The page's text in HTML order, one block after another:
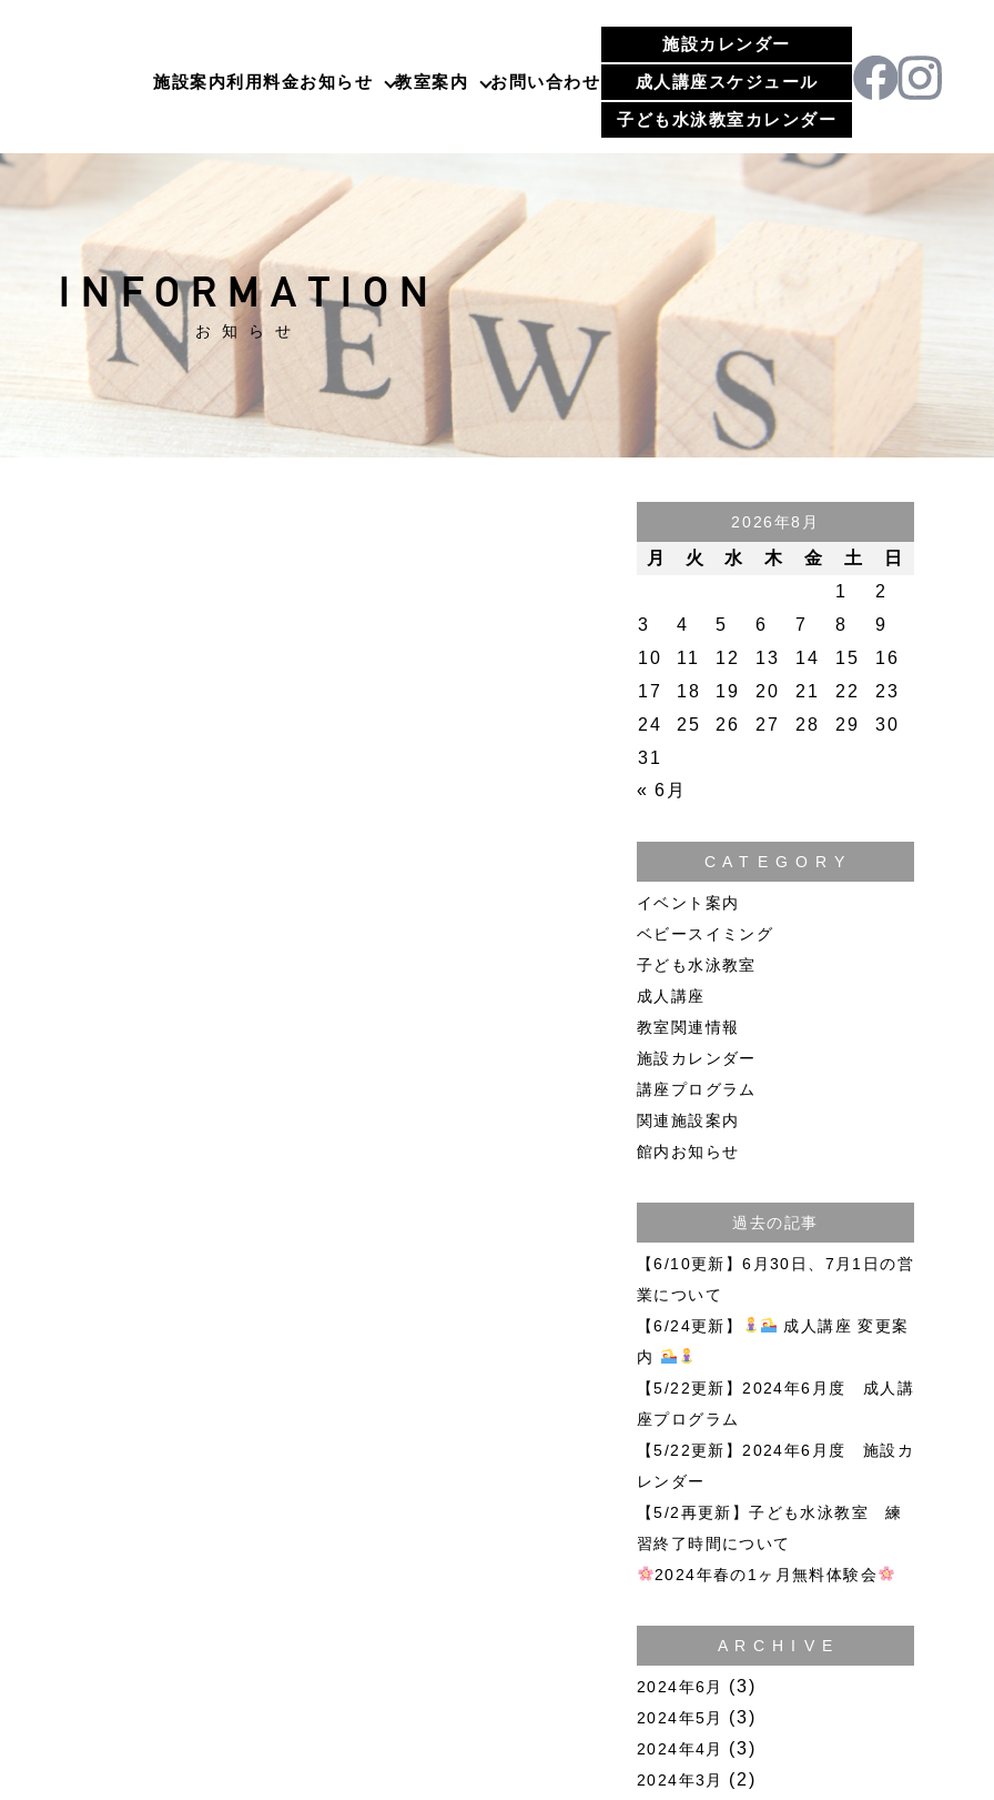
施設案内利用料金お知らせ 教室案内 お問い合わせ
施設カレンダー
成人講座スケジュール
子ども水泳教室カレンダー
INFORMATION
お知らせ
2026年8月
月 火 水 木 金 土
日
1
2
3
4 5 6 7 8
9
10
11 12 13 14 15
16
17
18 19 20 21 22
23
24
25 26 27 28 29
30
31
« 6月
C A T E G O R Y
イベント案内
ベビースイミング
子ども水泳教室
成人講座
教室関連情報
施設カレンダー
講座プログラム
関連施設案内
館内お知らせ
過去の記事
【6/10更新】6月30日、7月1日の営
業について
【6/24更新】
成人講座 変更案
内
【5/22更新】2024年6月度 成人講
座プログラム
【5/22更新】2024年6月度 施設カ
レンダー
【5/2再更新】子ども水泳教室 練
習終了時間について
2024年春の1ヶ月無料体験会
A R C H I V E
2024年6月 (3)
2024年5月 (3)
2024年4月 (3)
2024年3月 (2)